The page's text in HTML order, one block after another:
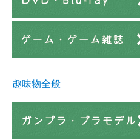
趣味物全般